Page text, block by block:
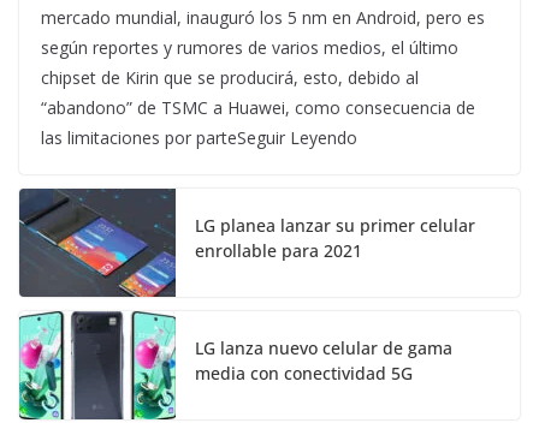
mercado mundial, inauguró los 5 nm en Android, pero es
según reportes y rumores de varios medios, el último
chipset de Kirin que se producirá, esto, debido al
“abandono” de TSMC a Huawei, como consecuencia de
las limitaciones por parteSeguir Leyendo
LG planea lanzar su primer celular
enrollable para 2021
LG lanza nuevo celular de gama
media con conectividad 5G